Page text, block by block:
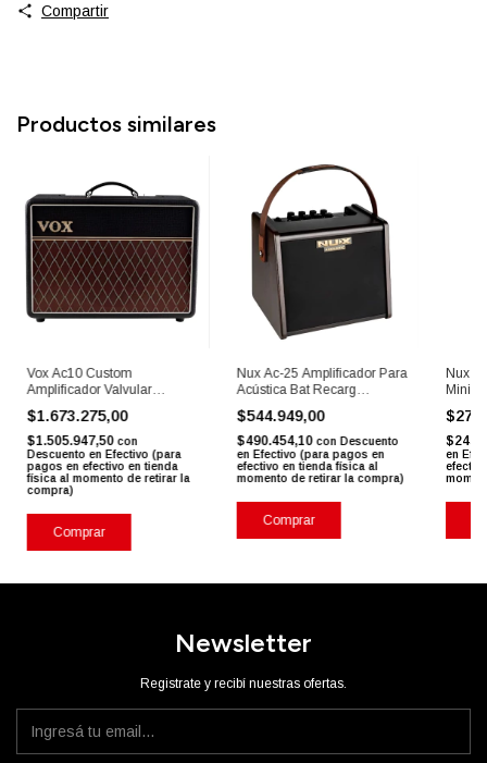
Compartir
Productos similares
Vox Ac10 Custom
Amplificador Valvular
Ac10c1
$1.673.275,00
$1.505.947,50 con
Descuento en Efectivo (para
pagos en efectivo en tienda
física al momento de retirar la
compra)
Comprar
Nux Ac-25 Amplificador Para
Acústica Bat Recarg
Bluetooth
$544.949,00
$490.454,10 con Descuento
en Efectivo (para pagos en
efectivo en tienda física al
momento de retirar la compra)
Comprar
Nux
Mini
Files
en
Newsletter
Registrate y recibí nuestras ofertas.